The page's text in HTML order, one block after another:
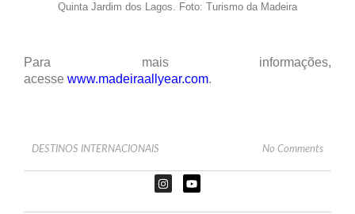
Quinta Jardim dos Lagos. Foto: Turismo da Madeira
Para mais informações,
acesse www.madeiraallyear.com.
DESTINOS INTERNACIONAIS No Comments